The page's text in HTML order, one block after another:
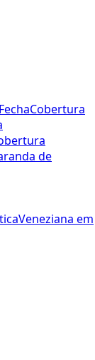
Cobertura
de
Veneziana em